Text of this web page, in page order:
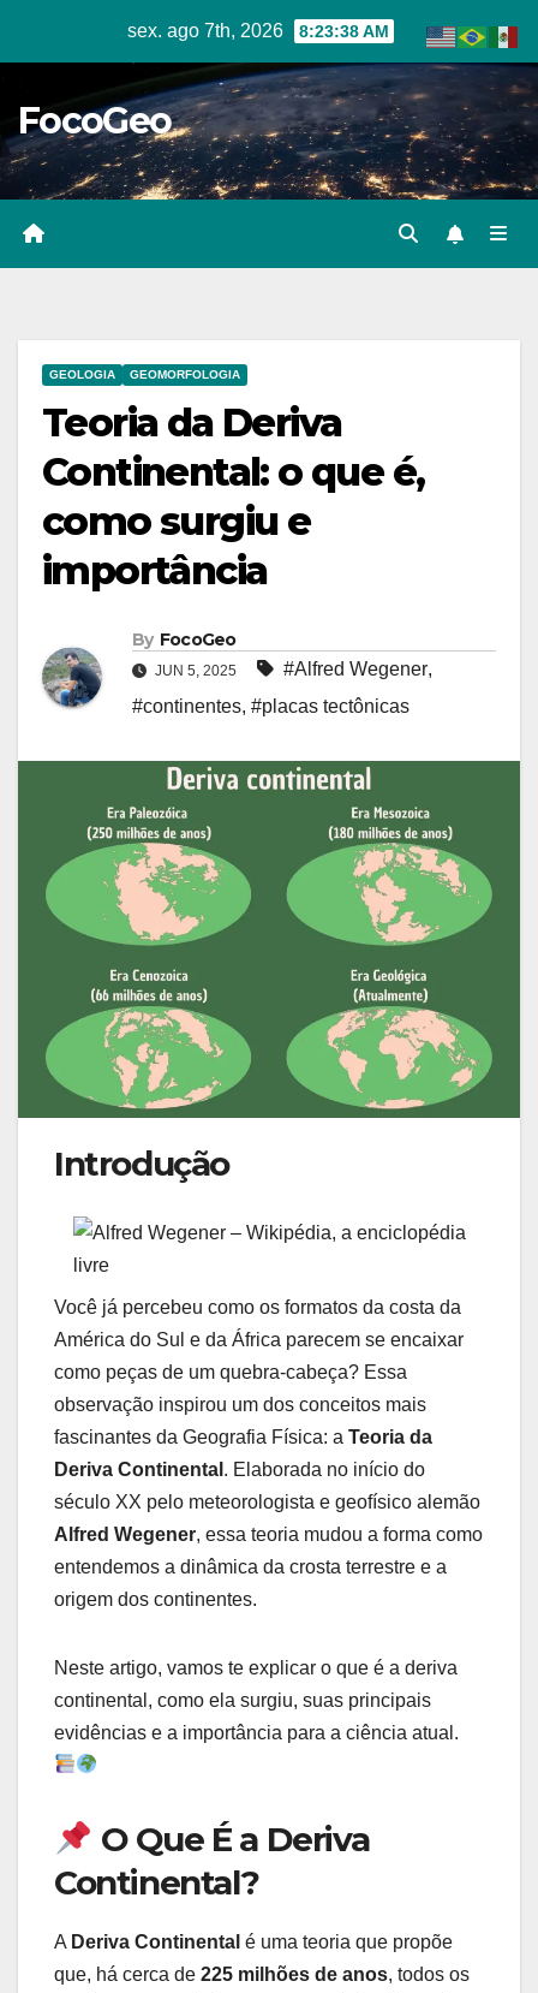
sex. ago 7th, 2026 8:23:39 AM
FocoGeo
GEOLOGIA GEOMORFOLOGIA
Teoria da Deriva
Continental: o que é,
como surgiu e
importância
By FocoGeo
JUN 5, 2025 #Alfred Wegener,
#continentes, #placas tectônicas
Introdução
Você já percebeu como os formatos da costa da
América do Sul e da África parecem se encaixar
como peças de um quebra-cabeça? Essa
observação inspirou um dos conceitos mais
fascinantes da Geografia Física: a Teoria da
Deriva Continental . Elaborada no início do
século XX pelo meteorologista e geofísico alemão
Alfred Wegener, essa teoria mudou a forma como
entendemos a dinâmica da crosta terrestre e a
origem dos continentes.
Neste artigo, vamos te explicar o que é a deriva
continental, como ela surgiu, suas principais
evidências e a importância para a ciência atual.
O Que É a Deriva
Continental?
A Deriva Continental é uma teoria que propõe
que, há cerca de 225 milhões de anos, todos os